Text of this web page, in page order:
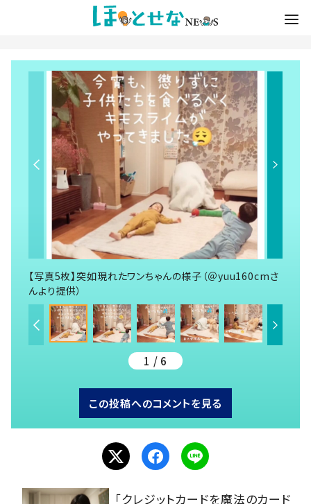
【写真5枚】突如現れたワンちゃんの様子（＠yuu160cmさ
んより提供）
1 / 6
この投稿へのコメントを見る
「クレジットカードを魔法のカード